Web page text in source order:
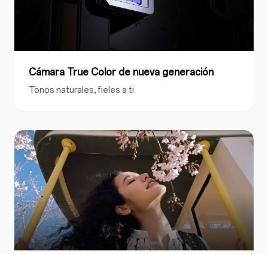
Cámara True Color de nueva generación
Tonos naturales, fieles a ti